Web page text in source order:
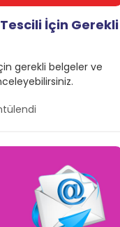
Tescili İçin Gerekli
gerekli belgeler ve